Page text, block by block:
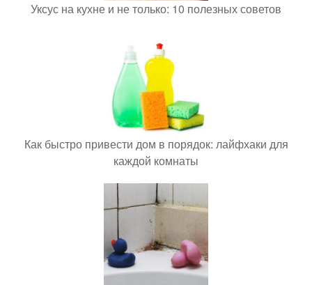
Уксус на кухне и не только: 10 полезных советов
Как быстро привести дом в порядок: лайфхаки для
каждой комнаты